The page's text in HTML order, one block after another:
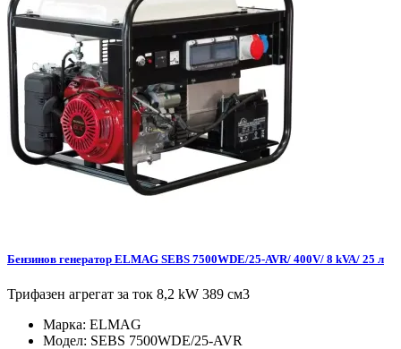
Бензинов генератор ELMAG SEBS 7500WDE/25-AVR/ 400V/ 8 kVA/ 25 л
Трифазен агрегат за ток 8,2 kW 389 см3
Марка: ELMAG
Модел: SEBS 7500WDE/25-AVR